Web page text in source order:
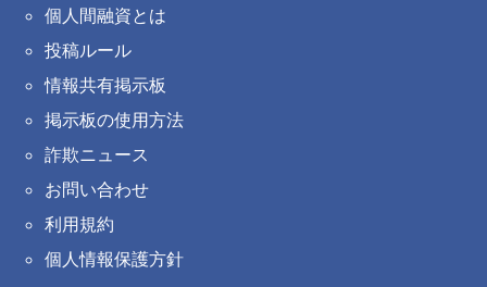
個人間融資とは
投稿ルール
情報共有掲示板
掲示板の使用方法
詐欺ニュース
お問い合わせ
利用規約
個人情報保護方針